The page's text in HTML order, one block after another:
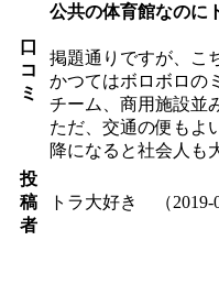
口
コ
ミ
公共の体育館なのに
掲題通りですが、こ
かつてはボロボロの
チーム、商用施設並
ただ、交通の便もよ
降になると社会人も
投
稿
者
トラ大好き （2019-